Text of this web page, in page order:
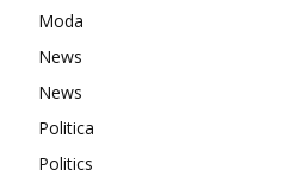
Moda
News
News
Politica
Politics